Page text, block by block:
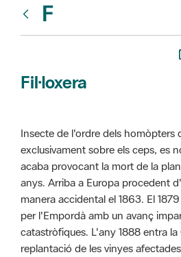
F
Fil·loxera
Insecte de l'ordre dels homòpters
exclusivament sobre els ceps, es
acaba provocant la mort de la
anys. Arriba a Europa procedent
manera accidental el 1863. El
per l'Empordà amb un avanç
catastròfiques. L'any 1888 entra la
replantació de les vinyes